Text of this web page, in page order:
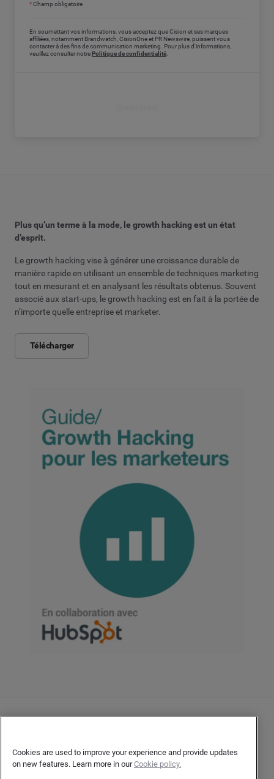
*Champ obligatoire
En soumettant vos informations, vous acceptez que Cision et ses marques
affiliées, notamment Brandwatch, CisionOne et PR Newswire, puissent vous
contacter à des fins de communication marketing. Pour plus d'informations,
veuillez consulter notre Politique de confidentialité.
Plus qu’un terme à la mode, le growth hacking est un état
d’esprit.
Le growth hacking vise à générer une croissance durable de
manière rapide en utilisant un ensemble de techniques marketing
tout en mesurant et en analysant les résultats obtenus. Souvent
associé aux start-ups, le growth hacking est en fait à la portée de
n’importe quelle entreprise et marketer.
Télécharger
Politique de confidentialité
Confidentialité de l’auteur
Cookies are used to improve your experience and provide updates
on new features. Learn more in ourCookie policy.